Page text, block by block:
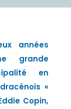
années
grande
en
«
Copin,